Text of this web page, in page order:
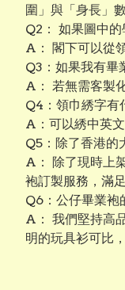
圍」與「身長」
Q2： 如果圖中
A： 閣下可以從
Q3：如果我有畢
A： 若無需客製
Q4：領巾綉字有
A：可以綉中英
Q5：除了香港的
A： 除了現時上
袍訂製服務，滿
Q6：公仔畢業袍
A： 我們堅持高
明的玩具衫可比